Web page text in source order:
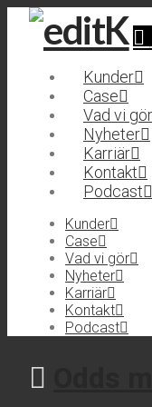
Kunder
Case
Vad vi gör
Nyheter
Karriär
Kontakt
Podcast
Kunder
Case
Vad vi gör
Nyheter
Karriär
Kontakt
Podcast